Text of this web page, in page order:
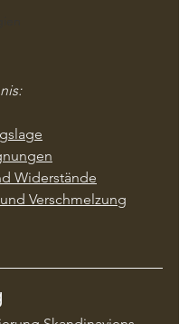
Widerstände
Verschmelzung